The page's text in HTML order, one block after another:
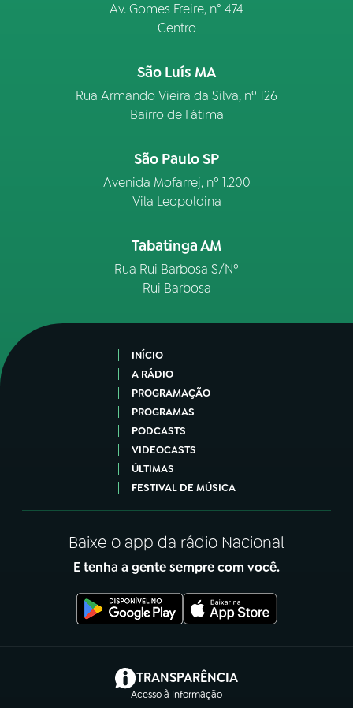
Av. Gomes Freire, n° 474
Centro
São Luís MA
Rua Armando Vieira da Silva, nº 126
Bairro de Fátima
São Paulo SP
Avenida Mofarrej, nº 1.200
Vila Leopoldina
Tabatinga AM
Rua Rui Barbosa S/Nº
Rui Barbosa
INÍCIO
A RÁDIO
PROGRAMAÇÃO
PROGRAMAS
PODCASTS
VIDEOCASTS
ÚLTIMAS
FESTIVAL DE MÚSICA
Baixe o app da rádio Nacional
E tenha a gente sempre com você.
TRANSPARÊNCIA
Acesso à Informação
(abre em nova aba)